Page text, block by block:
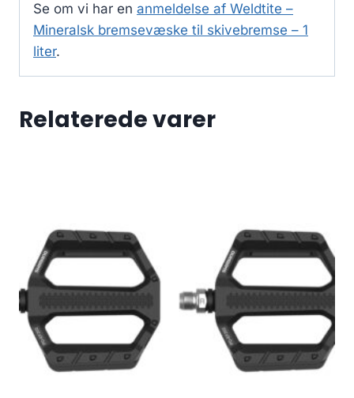
Se om vi har en anmeldelse af Weldtite –
Mineralsk bremsevæske til skivebremse – 1
liter.
Relaterede varer